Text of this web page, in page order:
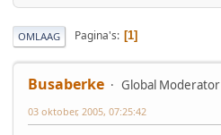
OMLAAG Pagina's 1
Busaberke Global Moderator
03 oktober, 2005, 07:25:42